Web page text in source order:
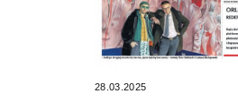
28.03.2025